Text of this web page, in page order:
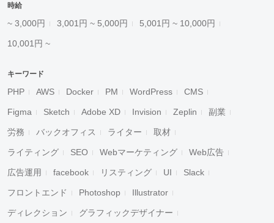
時給
~ 3,000円 3,001円 ~ 5,000円 5,001円 ~ 10,000円
10,001円 ~
キーワード
PHP AWS Docker PM WordPress CMS
Figma Sketch Adobe XD Invision Zeplin 副業
労務 バックオフィス ライター 取材
ライティング SEO Webマーケティング Web広告
広告運用 facebook リスティング UI Slack
フロントエンド Photoshop Illustrator
ディレクション グラフィックデザイナー